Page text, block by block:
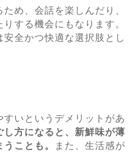
め、会話を楽しんだり、
する機会にもなります。
全かつ快適な選択肢とし
いというデメリットがあ
方になると、新鮮味が薄
ことも。
また、生活感が